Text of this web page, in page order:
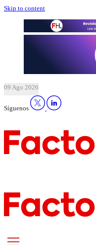
Skip to content
09 Ago 2026
Síguenos